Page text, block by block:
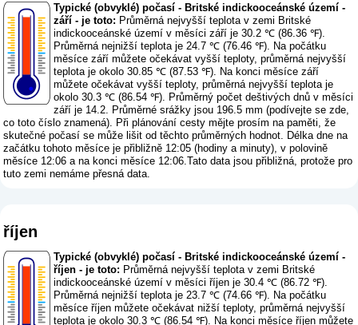
Typické (obvyklé) počasí - Britské indickooceánské území -
září - je toto: Průměrná nejvyšší teplota v zemi Britské
indickooceánské území v měsíci září je 30.2 ℃ (86.36 ℉).
Průměrná nejnižší teplota je 24.7 ℃ (76.46 ℉). Na počátku
měsíce září můžete očekávat vyšší teploty, průměrná nejvyšší
teplota je okolo 30.85 ℃ (87.53 ℉). Na konci měsíce září
můžete očekávat vyšší teploty, průměrná nejvyšší teplota je
okolo 30.3 ℃ (86.54 ℉). Průměrný počet deštivých dnů v měsíci
září je 14.2. Průměrné srážky jsou 196.5 mm (podívejte se zde,
co toto číslo znamená). Při plánování cesty mějte prosím na paměti, že
skutečné počasí se může lišit od těchto průměrných hodnot. Délka dne na
začátku tohoto měsíce je přibližně 12:05 (hodiny a minuty), v polovině
měsíce 12:06 a na konci měsíce 12:06.Tato data jsou přibližná, protože pro
tuto zemi nemáme přesná data.
říjen
Typické (obvyklé) počasí - Britské indickooceánské území -
říjen - je toto: Průměrná nejvyšší teplota v zemi Britské
indickooceánské území v měsíci říjen je 30.4 ℃ (86.72 ℉).
Průměrná nejnižší teplota je 23.7 ℃ (74.66 ℉). Na počátku
měsíce říjen můžete očekávat nižší teploty, průměrná nejvyšší
teplota je okolo 30.3 ℃ (86.54 ℉). Na konci měsíce říjen můžete